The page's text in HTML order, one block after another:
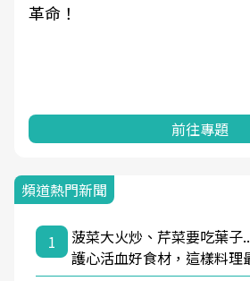
革命！
前往專題
頻道熱門新聞
1
菠菜大火炒、芹菜要吃葉子
護心活血好食材，這樣料理